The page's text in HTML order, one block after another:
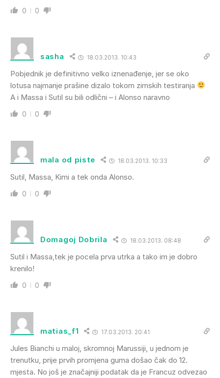
0 0
sasha 18.03.2013. 10:43
Pobjednik je definitivno velko iznenađenje, jer se oko
lotusa najmanje prašine dizalo tokom zimskih testiranja
A i Massa i Sutil su bili odlični – i Alonso naravno
0 0
mala od piste 18.03.2013. 10:33
Sutil, Massa, Kimi a tek onda Alonso.
0 0
Domagoj Dobrila 18.03.2013. 08:48
Sutil i Massa,tek je pocela prva utrka a tako im je dobro
krenilo!
0 0
matias_f1 17.03.2013. 20:41
Jules Bianchi u maloj, skromnoj Marussiji, u jednom je
trenutku, prije prvih promjena guma došao čak do 12.
mjesta. No još je značajniji podatak da je Francuz odvezao